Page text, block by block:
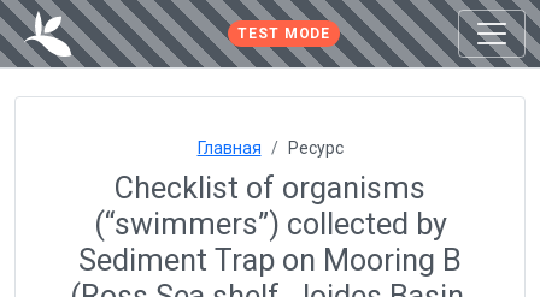
TEST MODE
Главная Ресурс
Checklist of organisms
(“swimmers”) collected by
Sediment Trap on Mooring B